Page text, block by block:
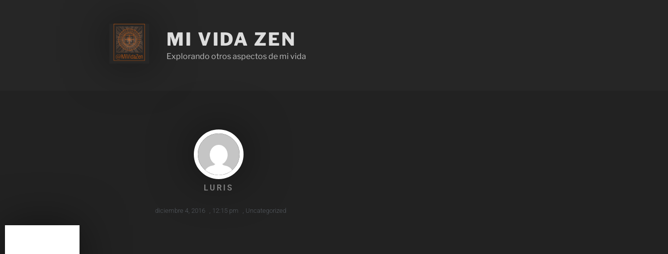
MI VIDA ZEN
Explorando otros aspectos de mi vida
LURIS
diciembre 4, 2016 , 12:15 pm , Uncategorized